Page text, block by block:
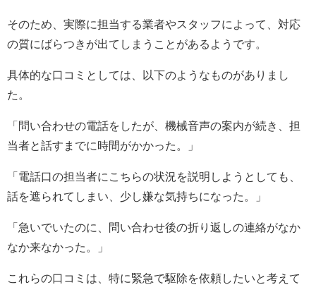
そのため、実際に担当する業者やスタッフによって、対応
の質にばらつきが出てしまうことがあるようです。
具体的な口コミとしては、以下のようなものがありまし
た。
「問い合わせの電話をしたが、機械音声の案内が続き、担
当者と話すまでに時間がかかった。」
「電話口の担当者にこちらの状況を説明しようとしても、
話を遮られてしまい、少し嫌な気持ちになった。」
「急いでいたのに、問い合わせ後の折り返しの連絡がなか
なか来なかった。」
これらの口コミは、特に緊急で駆除を依頼したいと考えて